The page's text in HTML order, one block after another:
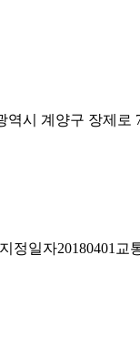
역시 계양구 장제로
정일자20180401